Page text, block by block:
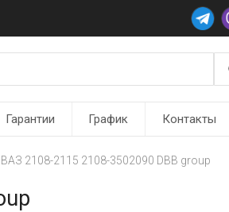
Гарантии График Контакты
2108-2115 2108-3502090 DBB group